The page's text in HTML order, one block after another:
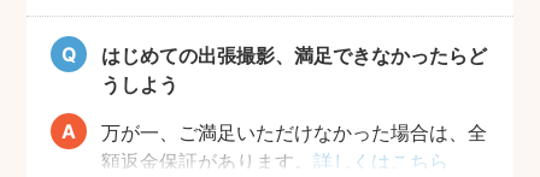
ティもあります。
10年後、20年後に見返して、撮ってよかっ
たと思っていただける写真をお届けします。
はじめての出張撮影、満足できなかったらど
うしよう
万が一、ご満足いただけなかった場合は、全
額返金保証があります。詳しくはこちら